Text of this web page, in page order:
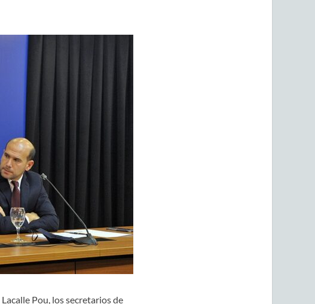
Pou, los secretarios de